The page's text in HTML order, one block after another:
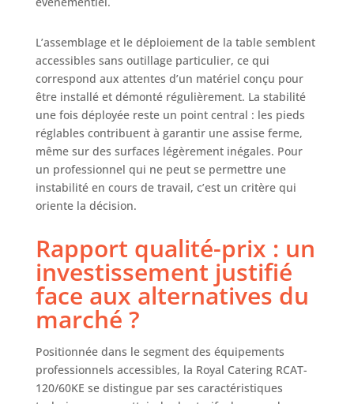
L’assemblage et le déploiement de la table semblent
accessibles sans outillage particulier, ce qui
correspond aux attentes d’un matériel conçu pour
être installé et démonté régulièrement. La stabilité
une fois déployée reste un point central : les pieds
réglables contribuent à garantir une assise ferme,
même sur des surfaces légèrement inégales. Pour
un professionnel qui ne peut se permettre une
instabilité en cours de travail, c’est un critère qui
oriente la décision.
Rapport qualité-prix : un
investissement justifié
face aux alternatives du
marché ?
Positionnée dans le segment des équipements
professionnels accessibles, la Royal Catering RCAT-
120/60KE se distingue par ses caractéristiques